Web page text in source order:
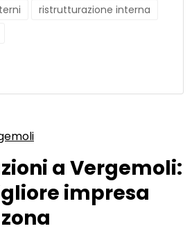
ristrutturazione interna
a Vergemoli:
impresa